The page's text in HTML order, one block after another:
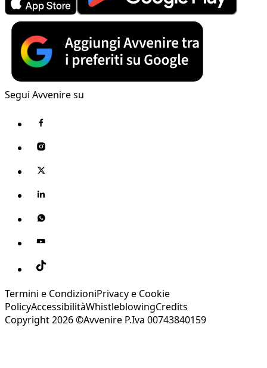
Segui Avvenire su
Termini e CondizioniPrivacy e Cookie
PolicyAccessibilitàWhistleblowingCredits
Copyright 2026 ©Avvenire P.Iva 00743840159